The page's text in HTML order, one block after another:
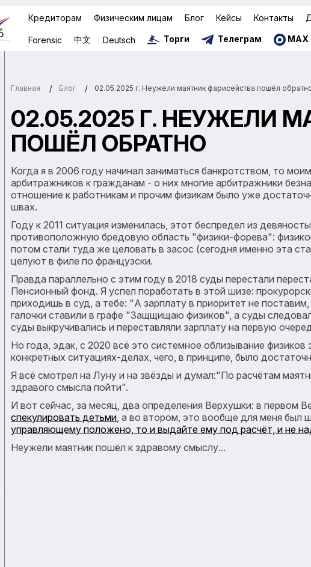
Кредиторам Физическим лицам Блог Кейсы Контакты
Forensic 中文 Deutsch Торги Телеграм MAX
Главная Блог 02.05.2025 г. Неужели маятник фарисейства пошёл
02.05.2025 Г. НЕУЖЕЛИ
ПОШЁЛ ОБРАТНО
Когда я в 2006 году начинал заниматься банкротством, то
арбитражников к гражданам - о них многие арбитражники
отношение к работникам и прочим физикам было уже
швах.
Году к 2011 ситуация изменилась, этот беспредел из
противоположную бредовую область "физики-форева":
потом стали туда же целовать в засос (сегодня именно эта
целуют в филе по французски.
Правда параллельно с этим году в 2018 суды перестали
Пенсионный фонд. Я успел поработать в этой шизе:
приходишь в суд, а тебе: "А зарплату в приоритет не
галочки ставили в графе "Защщищаю физиков", а суды
суды выкручивались и переставляли зарплату на первую
Но года, эдак, с 2020 всё это системное облизывание
конкретных ситуациях-делах, чего, в принципе, было
Я всё смотрел на Луну и на звёзды и думал:"По расчётам
здравого смысла пойти".
И вот сейчас, за месяц, два определения Верхушки: в первом
спекулировать детьми, а во втором, это вообще для меня был
управляющему положено, то и выдайте ему под расчёт, и не
Неужели маятник пошёл к здравому смыслу...